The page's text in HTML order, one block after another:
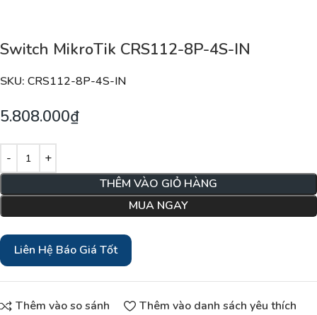
Switch MikroTik CRS112-8P-4S-IN
SKU: CRS112-8P-4S-IN
5.808.000₫
THÊM VÀO GIỎ HÀNG
MUA NGAY
Liên Hệ Báo Giá Tốt
Thêm vào so sánh Thêm vào danh sách yêu thích